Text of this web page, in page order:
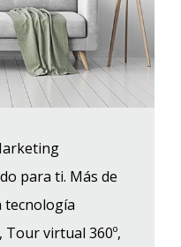
para ti. Más de
tecnología
virtual 360º,